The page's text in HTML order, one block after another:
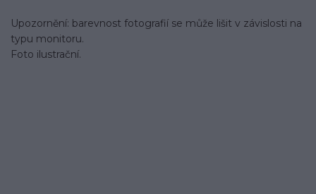
Upozornění: barevnost fotografií se může lišit v závislosti na
typu monitoru.
Foto ilustrační.